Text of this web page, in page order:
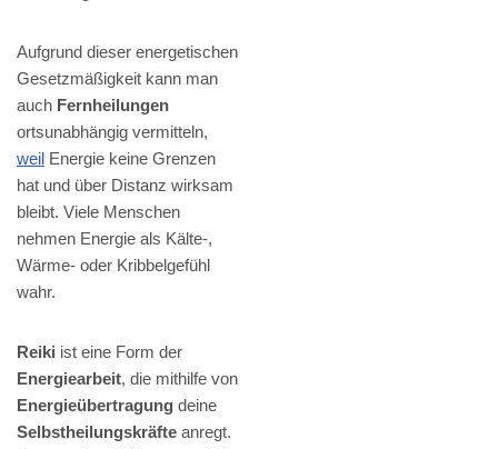
Aufgrund dieser energetischen
Gesetzmäßigkeit kann man
auch Fernheilungen
ortsunabhängig vermitteln,
weil Energie keine Grenzen
hat und über Distanz wirksam
bleibt. Viele Menschen
nehmen Energie als Kälte-,
Wärme- oder Kribbelgefühl
wahr.
Reiki ist eine Form der
Energiearbeit, die mithilfe von
Energieübertragung deine
Selbstheilungskräfte anregt.